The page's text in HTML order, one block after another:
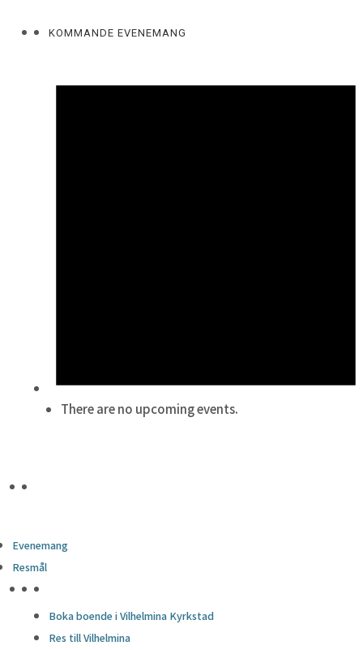
KOMMANDE EVENEMANG
There are no upcoming events.
Evenemang
Resmål
Boka boende i Vilhelmina Kyrkstad
Res till Vilhelmina